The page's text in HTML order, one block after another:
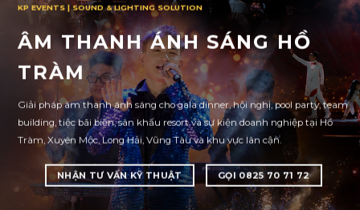
KP EVENTS | SOUND & LIGHTING SOLUTION
ÂM THANH ÁNH SÁNG HỒ
TRÀM
Giải pháp âm thanh ánh sáng cho gala dinner, hội nghị, pool party, team
building, tiệc bãi biển, sân khấu resort và sự kiện doanh nghiệp tại Hồ
Tràm, Xuyên Mộc, Long Hải, Vũng Tàu và khu vực lân cận.
NHẬN TƯ VẤN KỸ THUẬT GỌI 0825 70 71 72